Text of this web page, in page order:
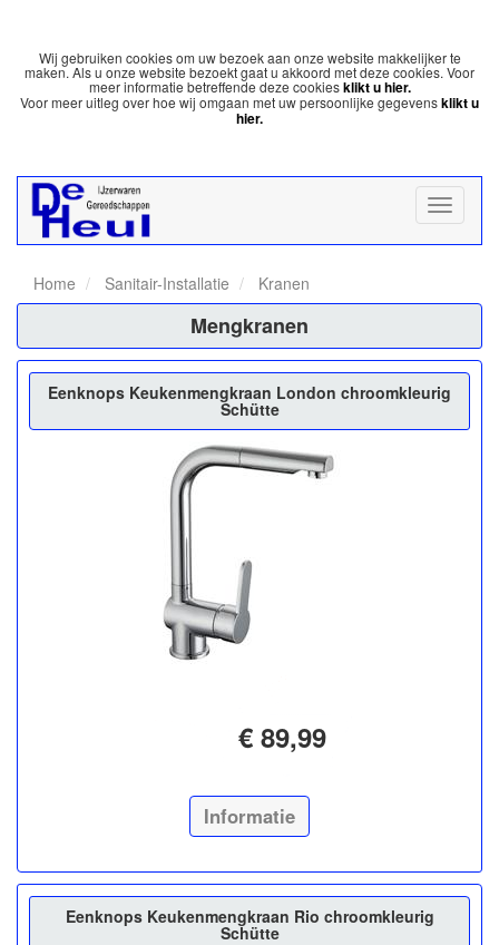
Wij gebruiken cookies om uw bezoek aan onze website makkelijker te
maken. Als u onze website bezoekt gaat u akkoord met deze cookies. Voor
meer informatie betreffende deze cookiesklikt u hier.
Voor meer uitleg over hoe wij omgaan met uw persoonlijke gegevensklikt u
hier.
Home Sanitair-Installatie Kranen
Mengkranen
Eenknops Keukenmengkraan London chroomkleurig
Schütte
€ 89,99
Informatie
Eenknops Keukenmengkraan Rio chroomkleurig
Schütte